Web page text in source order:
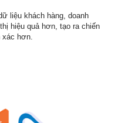
liệu khách hàng, doanh
hiệu quả hơn, tạo ra chiến
xác hơn.